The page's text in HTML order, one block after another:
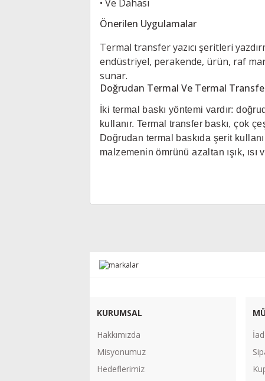
• Ve Dahası
Önerilen Uygulamalar
Termal transfer yazıcı şeritleri
endüstriyel, perakende, ürün, raf
sunar.
Doğrudan Termal Ve Termal
İki termal baskı yöntemi vardır:
kullanır. Termal transfer baskı, çok
Doğrudan termal baskıda şerit
malzemenin ömrünü azaltan ışık, ısı
KURUMSAL
Hakkımızda
Misyonumuz
Hedeflerimiz